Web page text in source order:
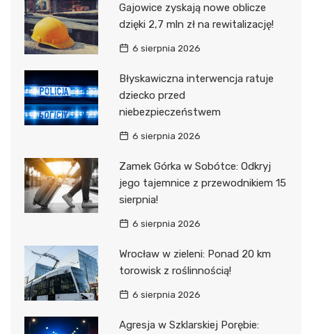
Gajowice zyskają nowe oblicze
dzięki 2,7 mln zł na rewitalizację!
6 sierpnia 2026
Błyskawiczna interwencja ratuje
dziecko przed
niebezpieczeństwem
6 sierpnia 2026
Zamek Górka w Sobótce: Odkryj
jego tajemnice z przewodnikiem 15
sierpnia!
6 sierpnia 2026
Wrocław w zieleni: Ponad 20 km
torowisk z roślinnością!
6 sierpnia 2026
Agresja w Szklarskiej Porębie: